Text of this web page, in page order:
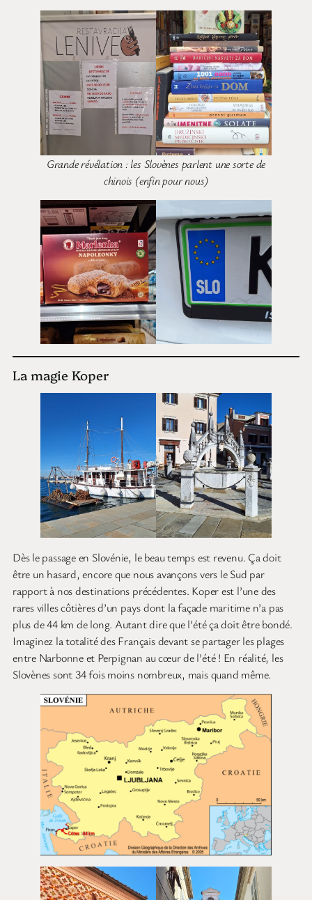
Grande révélation : les Slovènes parlent une sorte de
chinois (enfin pour nous)
La magie Koper
Dès le passage en Slovénie, le beau temps est revenu. Ça doit
être un hasard, encore que nous avançons vers le Sud par
rapport à nos destinations précédentes. Koper est l’une des
rares villes côtières d’un pays dont la façade maritime n’a pas
plus de 44 km de long. Autant dire que l’été ça doit être bondé.
Imaginez la totalité des Français devant se partager les plages
entre Narbonne et Perpignan au cœur de l’été ! En réalité, les
Slovènes sont 34 fois moins nombreux, mais quand même.